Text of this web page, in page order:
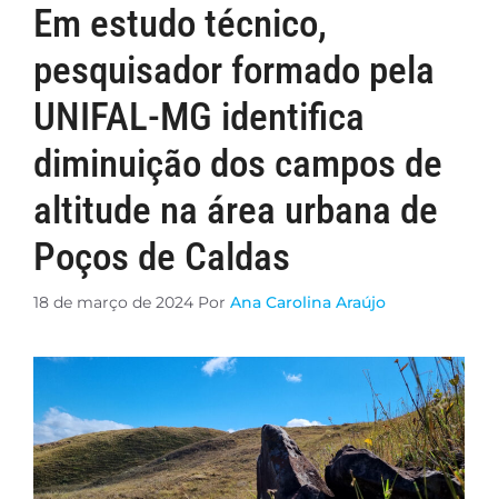
Em estudo técnico,
pesquisador formado pela
UNIFAL-MG identifica
diminuição dos campos de
altitude na área urbana de
Poços de Caldas
18 de março de 2024 Por Ana Carolina Araújo